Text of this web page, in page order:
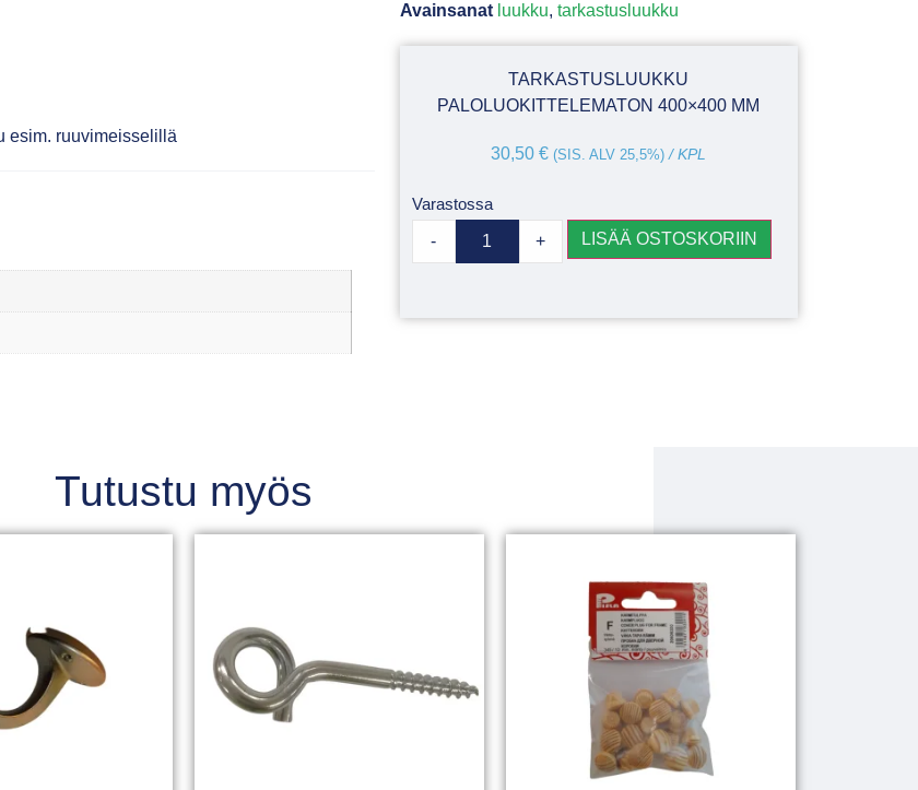
esim. ruuvimeisselillä
Avainsanat luukku, tarkastusluukku
TARKASTUSLUUKKU
PALOLUOKITTELEMATON 400×400 MM
30,50€ (SIS. ALV 25,5%) / KPL
Varastossa
- + LISÄÄ OSTOSKORIIN
Tutustu myös